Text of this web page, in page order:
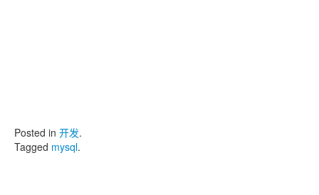
Posted in 开发.
Tagged mysql.